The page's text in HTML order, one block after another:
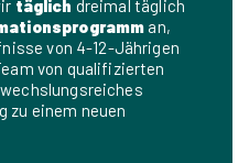
täglich dreimal täglich
an,
von 4-12-Jährigen
von qualifizierten
zu einem neuen